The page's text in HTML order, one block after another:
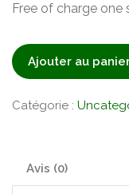
Free of charge
quantité
de
Ajouter au
Catégorie :
Avis (0)